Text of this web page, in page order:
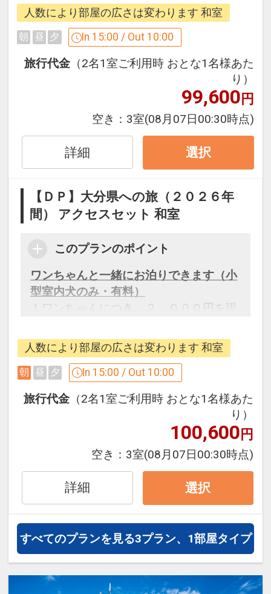
※ワンちゃんのお食事は用意しておりま
せん。
ペット専用風呂「わんこの湯」に滞在中
1回利用可能（１部屋につき１回のみ）
１部屋につき最大２匹までのご利用とな
「食事なしプラン」と「朝食付プラン」
をご用意しています。
●「食事なしプラン」と「朝食付プラ
ン」を別プランとして掲載しています。
件】 の項目でご確認のうえ、予約にお進
み下さい。
設定期間：2026年4月1日～2027年3月
インターネットコース番号：DP-1-
17312025
人数により部屋の広さは変わります 和室
朝 昼 夕 In 15:00 / Out 10:00
旅行代金 （2名1室ご利用時 おとな1名様あた
り）
99,600円
空き： 3室(08月07日00:30時点)
詳細 選択
【ＤＰ】大分県への旅（２０２６年
間） アクセスセット 和室
このプランのポイント
ワンちゃんと一緒にお泊りできます（小
型室内犬のみ・有料）
１ワンちゃんにつき、２，０００円を現
※ワンちゃんのお食事は用意しておりま
せん。
ペット専用風呂「わんこの湯」に滞在中
1回利用可能（１部屋につき１回のみ）
１部屋につき最大２匹までのご利用とな
「食事なしプラン」と「朝食付プラン」
をご用意しています。
●「食事なしプラン」と「朝食付プラ
ン」を別プランとして掲載しています。
※ご覧のページがどちらかを【食事条
件】の項目でご確認のうえ、予約にお進
み下さい。
設定期間：2026年4月1日～2027年3月
人数により部屋の広さは変わります 和室
朝 昼 夕 In 15:00 / Out 10:00
旅行代金 （2名1室ご利用時 おとな1名様あた
り）
100,600円
空き： 3室(08月07日00:30時点)
詳細 選択
すべてのプランを見る3プラン、1部屋タイプ